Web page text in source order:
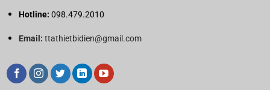
Hotline: 098.479.2010
Email: ttathietbidien@gmail.com